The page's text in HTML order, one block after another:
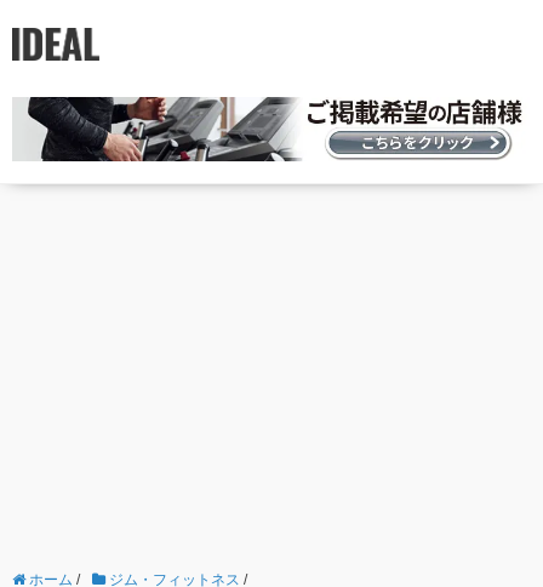
ホーム / ジム・フィットネス /